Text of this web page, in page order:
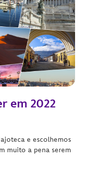
em 2022
e escolhemos
muito a pena serem